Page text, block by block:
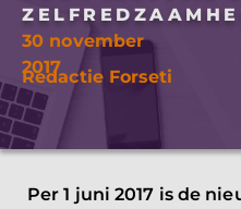
30 november
2017
Redactie Forseti
Per 1 juni 2017 is de